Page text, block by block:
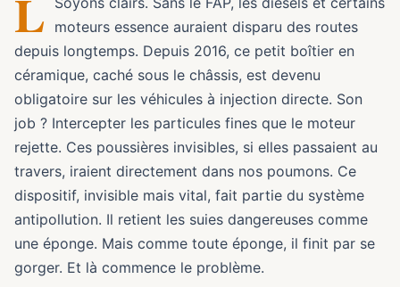
L
moteurs essence auraient disparu des routes
depuis longtemps. Depuis 2016, ce petit boîtier en
céramique, caché sous le châssis, est devenu
obligatoire sur les véhicules à injection directe. Son
job ? Intercepter les particules fines que le moteur
rejette. Ces poussières invisibles, si elles passaient au
travers, iraient directement dans nos poumons. Ce
dispositif, invisible mais vital, fait partie du système
antipollution. Il retient les suies dangereuses comme
une éponge. Mais comme toute éponge, il finit par se
gorger. Et là commence le problème.